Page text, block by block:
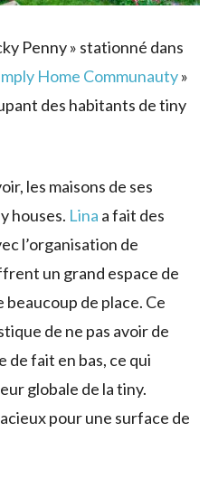
Penny » stationné dans
Home Communauty»
des habitants de tiny
les maisons de ses
houses. Lina a fait des
l’organisation de
un grand espace de
de place. Ce
de ne pas avoir de
de fait en bas, ce qui
globale de la tiny.
pour une surface de